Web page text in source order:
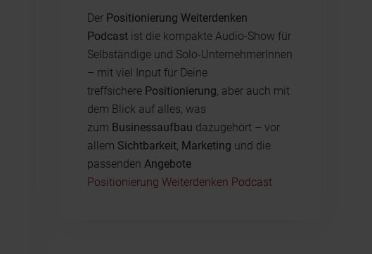
Der Positionierung Weiterdenken
Podcastist die kompakte Audio-Show für
Selbständige und Solo-UnternehmerInnen
– mit viel Input für Deine
treffsichere Positionierung, aber auch mit
dem Blick auf alles, was
zum Businessaufbau dazugehört – vor
allem Sichtbarkeit, Marketing und die
passenden Angebote
Positionierung Weiterdenken Podcast